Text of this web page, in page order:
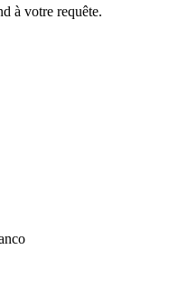
à votre requête.